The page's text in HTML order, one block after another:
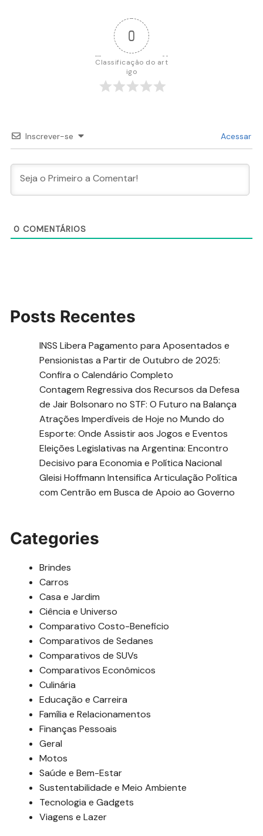
0
Classificação do art
igo
Inscrever-se Acessar
0 COMENTÁRIOS
Posts Recentes
INSS Libera Pagamento para Aposentados e
Pensionistas a Partir de Outubro de 2025:
Confira o Calendário Completo
Contagem Regressiva dos Recursos da Defesa
de Jair Bolsonaro no STF: O Futuro na Balança
Atrações Imperdíveis de Hoje no Mundo do
Esporte: Onde Assistir aos Jogos e Eventos
Eleições Legislativas na Argentina: Encontro
Decisivo para Economia e Política Nacional
Gleisi Hoffmann Intensifica Articulação Política
com Centrão em Busca de Apoio ao Governo
Categories
Brindes
Carros
Casa e Jardim
Ciência e Universo
Comparativo Costo-Beneficio
Comparativos de Sedanes
Comparativos de SUVs
Comparativos Econômicos
Culinária
Educação e Carreira
Família e Relacionamentos
Finanças Pessoais
Geral
Motos
Saúde e Bem-Estar
Sustentabilidade e Meio Ambiente
Tecnologia e Gadgets
Viagens e Lazer